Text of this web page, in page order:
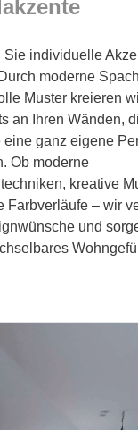
Sie individuelle
moderne
Muster kreieren
an Ihren Wänden,
eine ganz eigene
Ob moderne
kreative
Farbverläufe – wir
und